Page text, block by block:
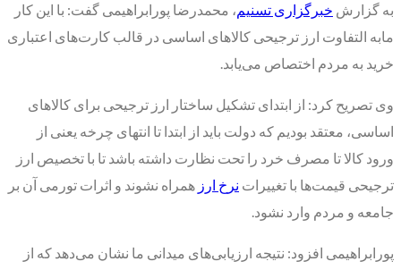
به گزارش خبرگزاری تسنیم، محمدرضا پورابراهیمی گفت: با این کار
مابه التفاوت ارز ترجیحی کالا‌های اساسی در قالب کارت‌های اعتباری
خرید به مردم اختصاص می‌یابد.
وی تصریح کرد: از ابتدای تشکیل ساختار ارز ترجیحی برای کالا‌های
اساسی، معتقد بودیم که دولت باید از ابتدا تا انتهای چرخه یعنی از
ورود کالا تا مصرف خرد را تحت نظارت داشته باشد تا با تخصیص ارز
ترجیحی قیمت‌ها با تغییرات نرخ ارز همراه نشوند و اثرات تورمی آن بر
جامعه و مردم وارد نشود.
پورابراهیمی افزود: نتیجه ارزیابی‌های میدانی ما نشان می‌دهد که از